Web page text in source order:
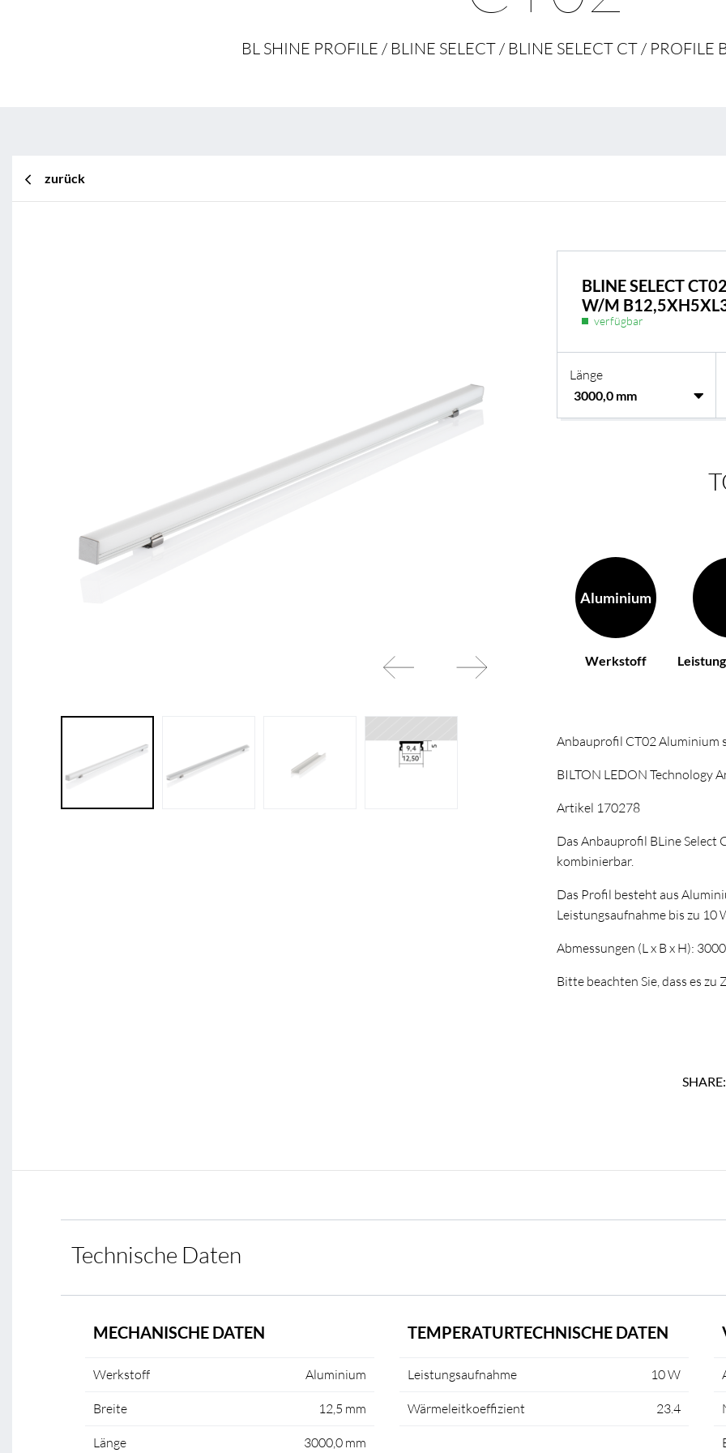
BL Shine Netzteile
BL Netzteile Basic
BL Netzteile Dimmbar
BL Interieur
BL SHINE PROFILE / BLINE SELECT / BLINE SELECT CT / PROFILE
zurück
BLINE SELECT
W/M
verfügbar
Länge
Aluminium
Werkstoff
Anbauprofil CT02 Aluminium
BILTON LEDON Technology
Artikel 170278
Das Anbauprofil BLine Select
kombinierbar.
Das Profil besteht aus
Leistungsaufnahme bis zu 10
Abmessungen (L x B x H):
Bitte beachten Sie, dass es
SHARE:
Technische Daten
MECHANISCHE DATEN
Werkstoff Aluminium
Breite 12,5 mm
Länge 3000,0 mm
TEMPERATURTECHNISCHE DATEN
Leistungsaufnahme 10 W
Wärmeleitkoeffizient 23.4